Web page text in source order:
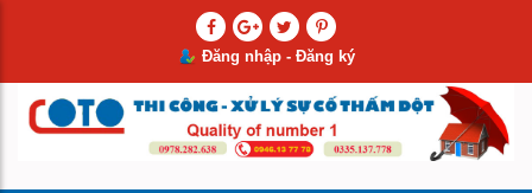
Đăng nhập - Đăng ký